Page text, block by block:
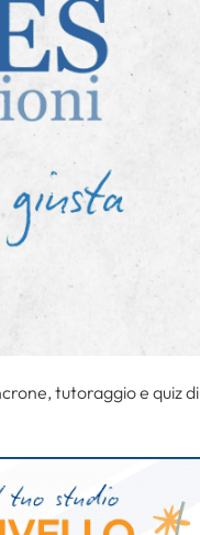
tutoraggio e quiz di